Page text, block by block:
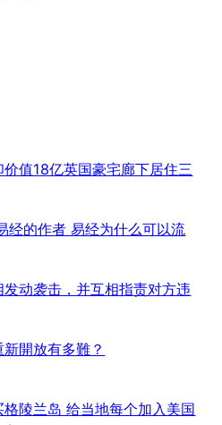
值18亿英国豪宅廊下居住三
经的作者 易经为什么可以流
动袭击，并互相指责对方违
開放有多難？
陵兰岛 给当地每个加入美国